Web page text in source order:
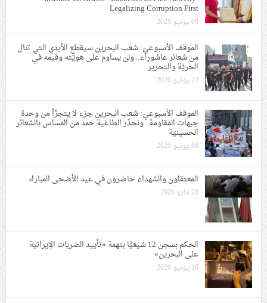
Legalizing Corruption First
08 يونيو 2026
الموقف الأسبوعيّ: شعب البحرين سيقطع الأيدي التي تنال
من شعائر عاشوراء.. ولن يساوم على هويّته وقيمه في
الحريّة والتحرير
22 يونيو 2026
الموقف الأسبوعيّ: شعب البحرين جزء لا يتجزّأ من وحدة
جبهات المقاومة.. ونحذّر الطاغية حمد من المساس بالشعائر
الحسينيّة
08 يونيو 2026
المعتقلون والشهداء حاضرون في عيد الأضحى المبارك
28 مايو 2026
الحكم بسجن 12 شيعيًّا بتهمة «تأييد الضربات الإيرانيّة
على البحرين»
16 يونيو 2026